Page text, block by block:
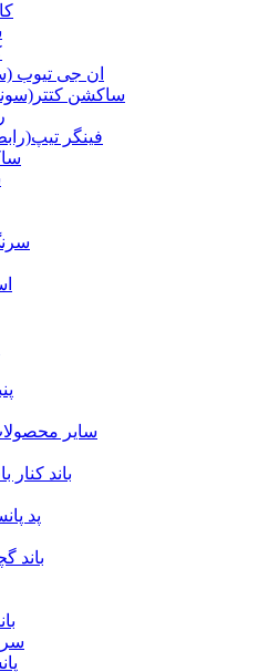
ان جی تیوب
ساکشن
فینگر
سایر
باند کنار
پد
باند